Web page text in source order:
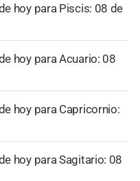
hoy para Piscis: 08 de
hoy para Acuario: 08
hoy para Capricornio:
hoy para Sagitario: 08